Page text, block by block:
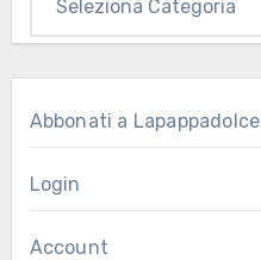
Abbonati a Lapappadolce
Login
Account